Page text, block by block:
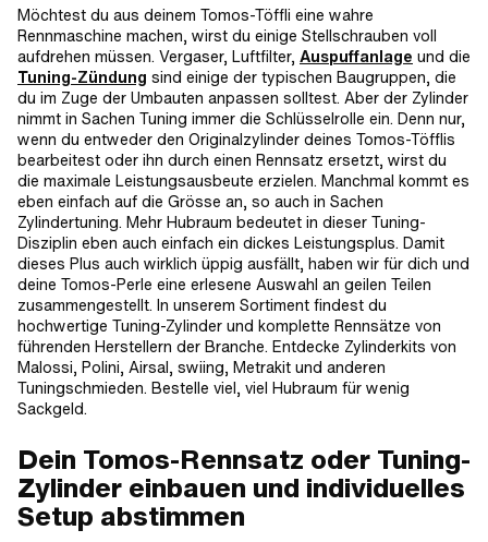
Möchtest du aus deinem Tomos-Töffli eine wahre
Rennmaschine machen, wirst du einige Stellschrauben voll
aufdrehen müssen. Vergaser, Luftfilter, Auspuffanlage und die
Tuning-Zündung sind einige der typischen Baugruppen, die
du im Zuge der Umbauten anpassen solltest. Aber der Zylinder
nimmt in Sachen Tuning immer die Schlüsselrolle ein. Denn nur,
wenn du entweder den Originalzylinder deines Tomos-Töfflis
bearbeitest oder ihn durch einen Rennsatz ersetzt, wirst du
die maximale Leistungsausbeute erzielen. Manchmal kommt es
eben einfach auf die Grösse an, so auch in Sachen
Zylindertuning. Mehr Hubraum bedeutet in dieser Tuning-
Disziplin eben auch einfach ein dickes Leistungsplus. Damit
dieses Plus auch wirklich üppig ausfällt, haben wir für dich und
deine Tomos-Perle eine erlesene Auswahl an geilen Teilen
zusammengestellt. In unserem Sortiment findest du
hochwertige Tuning-Zylinder und komplette Rennsätze von
führenden Herstellern der Branche. Entdecke Zylinderkits von
Malossi, Polini, Airsal, swiing, Metrakit und anderen
Tuningschmieden. Bestelle viel, viel Hubraum für wenig
Sackgeld.
Dein Tomos-Rennsatz oder Tuning-
Zylinder einbauen und individuelles
Setup abstimmen